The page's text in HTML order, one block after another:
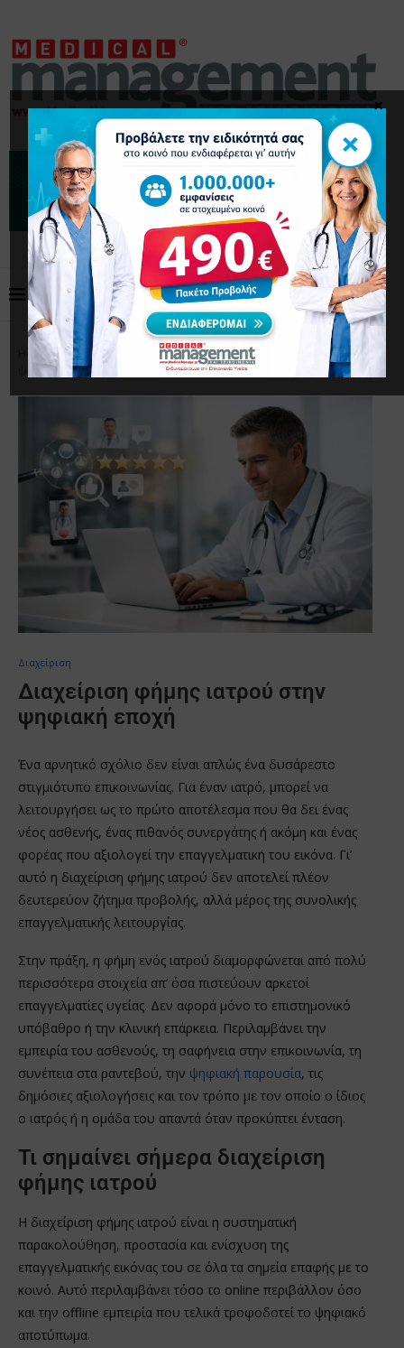
Home Διαχείριση
Διαχείριση φήμης ιατρού στην
ψηφιακή εποχή
Διαχείριση
Διαχείριση φήμης ιατρού στην
ψηφιακή εποχή
Ένα αρνητικό σχόλιο δεν είναι απλώς ένα δυσάρεστο
στιγμιότυπο επικοινωνίας. Για έναν ιατρό, μπορεί να
λειτουργήσει ως το πρώτο αποτέλεσμα που θα δει ένας
νέος ασθενής, ένας πιθανός συνεργάτης ή ακόμη και ένας
φορέας που αξιολογεί την επαγγελματική του εικόνα. Γι’
αυτό η διαχείριση φήμης ιατρού δεν αποτελεί πλέον
δευτερεύον ζήτημα προβολής, αλλά μέρος της συνολικής
επαγγελματικής λειτουργίας.
Στην πράξη, η φήμη ενός ιατρού διαμορφώνεται από πολύ
περισσότερα στοιχεία απ’ όσα πιστεύουν αρκετοί
επαγγελματίες υγείας. Δεν αφορά μόνο το επιστημονικό
υπόβαθρο ή την κλινική επάρκεια. Περιλαμβάνει την
εμπειρία του ασθενούς, τη σαφήνεια στην επικοινωνία, τη
συνέπεια στα ραντεβού, την ψηφιακή παρουσία, τις
δημόσιες αξιολογήσεις και τον τρόπο με τον οποίο ο ίδιος
ο ιατρός ή η ομάδα του απαντά όταν προκύπτει ένταση.
Τι σημαίνει σήμερα διαχείριση
φήμης ιατρού
Η διαχείριση φήμης ιατρού είναι η συστηματική
παρακολούθηση, προστασία και ενίσχυση της
επαγγελματικής εικόνας του σε όλα τα σημεία επαφής με το
κοινό. Αυτό περιλαμβάνει τόσο το online περιβάλλον όσο
και την offline εμπειρία που τελικά τροφοδοτεί το ψηφιακό
αποτύπωμα.
×
×